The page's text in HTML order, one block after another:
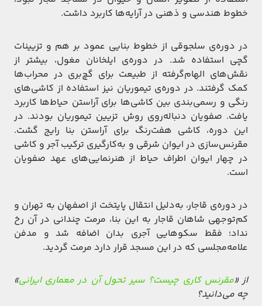
خطوط هندسی و ذهنی در آرایه‌ها کاربرد داشت.
در دوره‌ی سلجوقی از خطوط بنایی عمود بر هم و تزیینات
گچی استفاده شد. در دوره‌ی ایلخانان مغول، بیشتر از
نقش‌های الهام‌گرفته از طبیعت برای گچ‌بری در محراب‌ها
کمک گرفتند. در دوره‌ی تیموریان نیز استفاده از کاشی‌های
رنگی و رسمی‌بندی بین کاشی‌ها برای آراستن حیاط‌ها کاربرد
یافت. صفویان دنباله‌روی روش تزیین تیموریان بودند. در
این دوره، کاشی هفت‌رنگ برای آراستن بنا رایج گشت.
مقرنس‌سازی در ایوان شرقی و به‌کارگیری ترکیب آجر و کاشی
در چهار ایوان اطراف حیاط از هنرنمایی‌های عهد صفویان
است.
در دوره‌ی قاجار، به‌دلیل انتقال پایتخت از اصفهان به تهران و
کم‌توجهی شاهان قاجار به این بنا، مرمت چندانی در آن رخ
نداد؛ فقط سکوهایی آجری بدان اضافه شد و مدفن
علامه‌مجلسی که در این مسجد قرار دارد مرمت گردید.
از «مقرنس کاری چیست؟ سیر تحول آن در معماری ایرانی»
چه می‌دانید؟